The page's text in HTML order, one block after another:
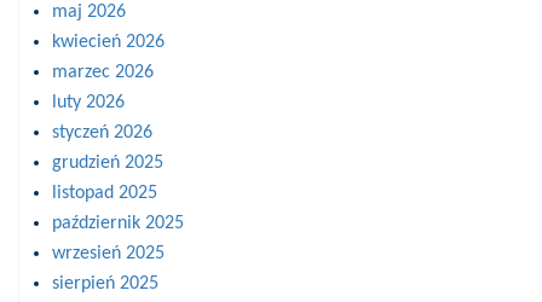
maj 2026
kwiecień 2026
marzec 2026
luty 2026
styczeń 2026
grudzień 2025
listopad 2025
październik 2025
wrzesień 2025
sierpień 2025